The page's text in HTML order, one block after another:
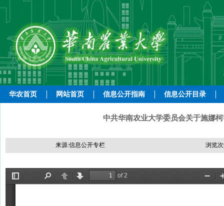
华农首页 网站首页 信息公开指南 信息公开目录
中共华南农业大学委员会关于施娜
来源:信息公开专栏 浏览